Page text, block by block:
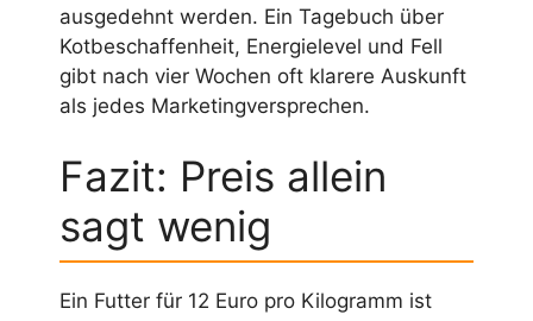
ausgedehnt werden. Ein Tagebuch über
Kotbeschaffenheit, Energielevel und Fell
gibt nach vier Wochen oft klarere Auskunft
als jedes Marketingversprechen.
Fazit: Preis allein
sagt wenig
Ein Futter für 12 Euro pro Kilogramm ist